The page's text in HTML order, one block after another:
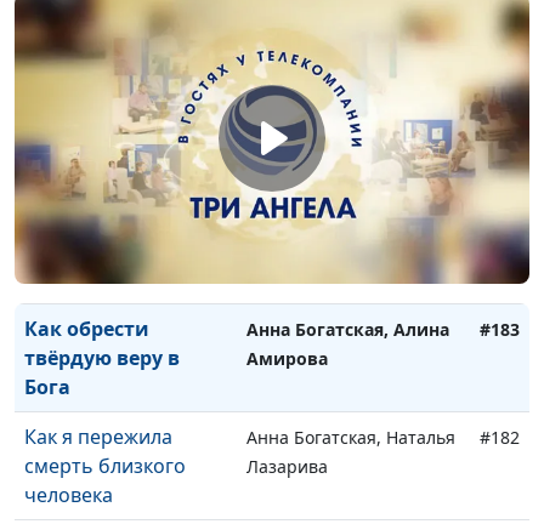
Сила быть собой
Перешивкина
#184
Как обрести
твёрдую веру в
Бога
Анна Богатская, Алина
Амирова
#183
Как я пережила
смерть близкого
человека
Анна Богатская, Наталья
Лазарива
#182